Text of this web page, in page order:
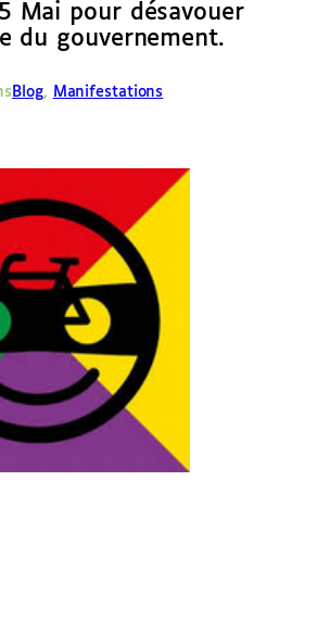
Mai pour désavouer
du gouvernement.
Blog, Manifestations